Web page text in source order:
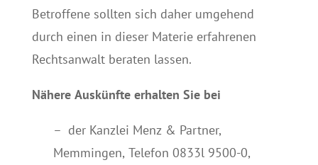
Betroffene sollten sich daher umgehend
durch einen in dieser Materie erfahrenen
Rechtsanwalt beraten lassen.
Nähere Auskünfte erhalten Sie bei
– der Kanzlei Menz & Partner,
Memmingen, Telefon 0833l 9500-0,